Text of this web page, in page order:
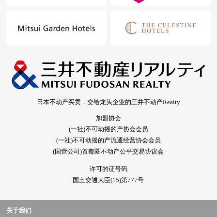
日本不动产买卖，交给龙头企业的三井不动产Realty
加盟协会
(一社)不可动摇的产协会会员
(一社)不可动摇的产流通经营协会会员
(国营公司)首都圈不动产公平交易协议会
许可的证号码
国土交通大臣(15)第777号
关于我们